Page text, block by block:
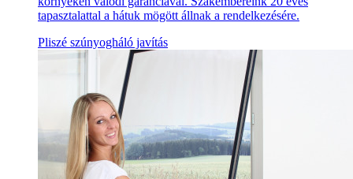
tapasztalattal a hátuk mögött állnak a rendelkezésére.
Pliszé szúnyogháló javítás